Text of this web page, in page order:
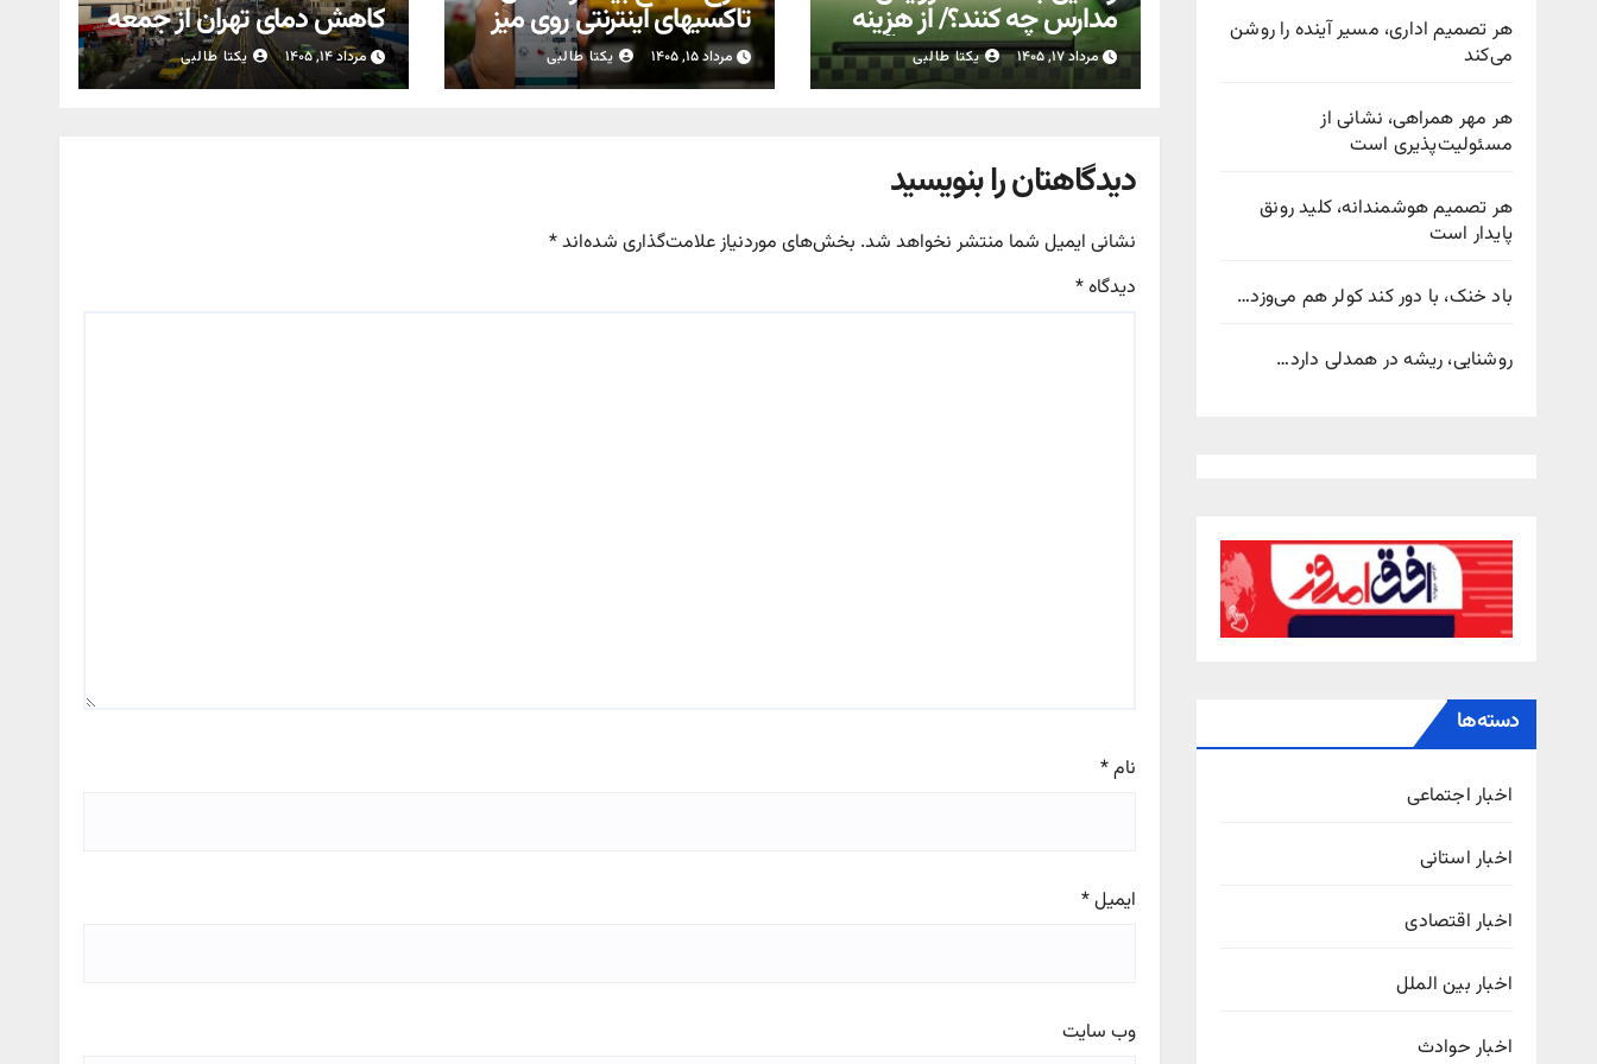
هر تصمیم اداری، مسیر آینده را روشن
می‌کند
هر مهر همراهی، نشانی از
مسئولیت‌پذیری است
هر تصمیم هوشمندانه، کلید رونق
پایدار است
باد خنک، با دور کند کولر هم می‌وزد…
روشنایی، ریشه در همدلی دارد…
دسته‌ها
اخبار اجتماعی
اخبار استانی
اخبار اقتصادی
اخبار بین الملل
اخبار حوادث
مدارس چه کنند؟/ از هزینه
اضافه تا معطلی دانش‌آموز
مرداد ۱۷, ۱۴۰۵ یکتا طالبی
تاکسیهای اینترنتی روی میز
مجلس
مرداد ۱۵, ۱۴۰۵ یکتا طالبی
کاهش دمای تهران از جمعه
مرداد ۱۴, ۱۴۰۵ یکتا طالبی
دیدگاهتان را بنویسید
نشانی ایمیل شما منتشر نخواهد شد. بخش‌های موردنیاز علامت‌گذاری شده‌اند*
دیدگاه*
نام*
ایمیل*
وب‌ سایت